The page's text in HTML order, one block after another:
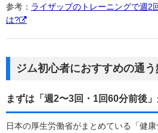
参考： ライザップのトレーニングで週2
は?
ジム初心者におすすめの通
まずは「週2〜3回・1回60分前後
日本の厚生労働省がまとめている「健